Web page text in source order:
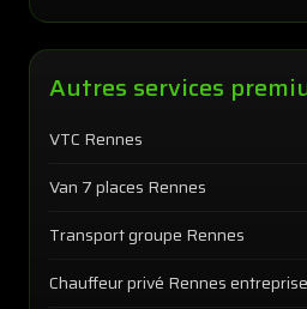
Autres services
VTC Rennes
Van 7 places Rennes
Transport groupe Rennes
Chauffeur privé Rennes entreprise